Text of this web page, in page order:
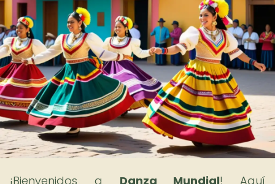
¡Bienvenidos a Danza Mundial! Aquí